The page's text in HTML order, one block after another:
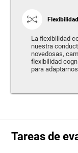
La flexibilidad
nuestra
novedosas,
flexibilidad
para
Tareas de